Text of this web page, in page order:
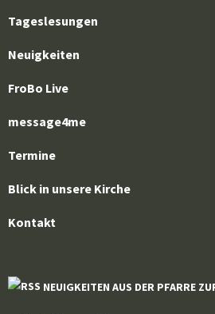
Tageslesungen
Neuigkeiten
FroBo Live
message4me
Termine
Blick in unsere Kirche
Kontakt
NEUIGKEITEN AUS DER PFARRE